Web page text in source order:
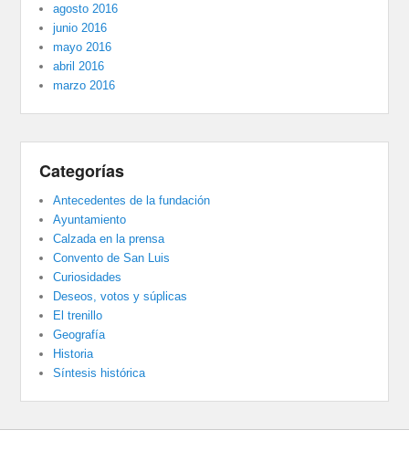
agosto 2016
junio 2016
mayo 2016
abril 2016
marzo 2016
Categorías
Antecedentes de la fundación
Ayuntamiento
Calzada en la prensa
Convento de San Luis
Curiosidades
Deseos, votos y súplicas
El trenillo
Geografía
Historia
Síntesis histórica